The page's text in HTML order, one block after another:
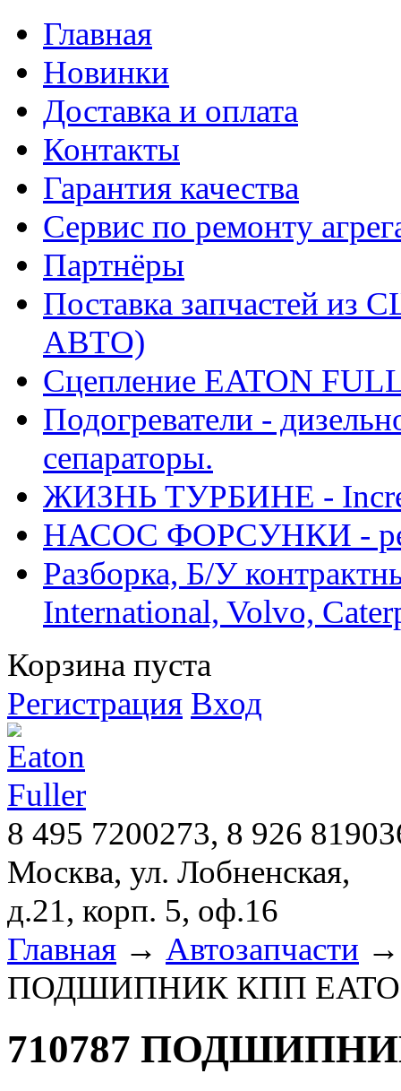
Главная
Новинки
Доставка и оплата
Контакты
Гарантия качества
Сервис по ремонту
Партнёры
Поставка запчастей
АВТО)
Сцепление EATON
Подогреватели -
сепараторы.
ЖИЗНЬ ТУРБИНЕ -
НАСОС ФОРСУНКИ -
Разборка, Б/У
International, Volvo,
Корзина пуста
Регистрация Вход
8 495 7200273, 8 926
Москва, ул. Лобненская,
д.21, корп. 5, оф.16
Главная → Автозапчасти
ПОДШИПНИК КПП
710787